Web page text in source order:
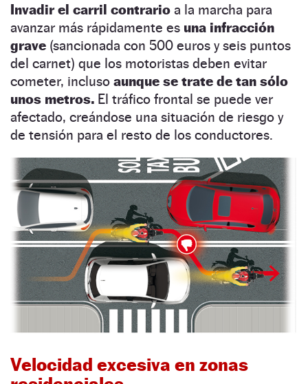
Invadir el carril contrario a la marcha para
avanzar más rápidamente es una infracción
grave (sancionada con 500 euros y seis puntos
del carnet) que los motoristas deben evitar
cometer, incluso aunque se trate de tan sólo
unos metros. El tráfico frontal se puede ver
afectado, creándose una situación de riesgo y
de tensión para el resto de los conductores.
Velocidad excesiva en zonas